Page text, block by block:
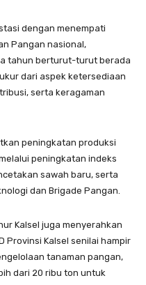
dengan menempati
Pangan nasional,
tahun berturut-turut berada
dari aspek ketersediaan
serta keragaman
peningkatan produksi
peningkatan indeks
sawah baru, serta
dan Brigade Pangan.
Kalsel juga menyerahkan
Provinsi Kalsel senilai hampir
tanaman pangan,
dari 20 ribu ton untuk